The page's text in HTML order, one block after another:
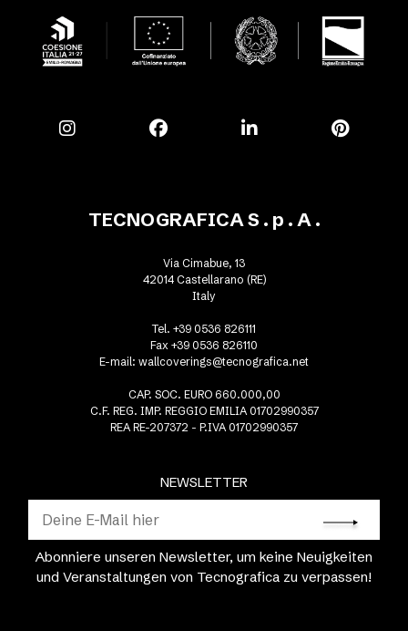
NEWSLETTER
Abonniere unseren Newsletter, um keine Neuigkeiten
und Veranstaltungen von Tecnografica zu verpassen!
TECNOGRAFICA S . p . A .
Via Cimabue, 13
42014 Castellarano (RE)
Italy
Tel. +39 0536 826111
Fax +39 0536 826110
E-mail: wallcoverings@tecnografica.net
CAP. SOC. EURO 660.000,00
C.F. REG. IMP. REGGIO EMILIA 01702990357
REA RE-207372 - P.IVA 01702990357